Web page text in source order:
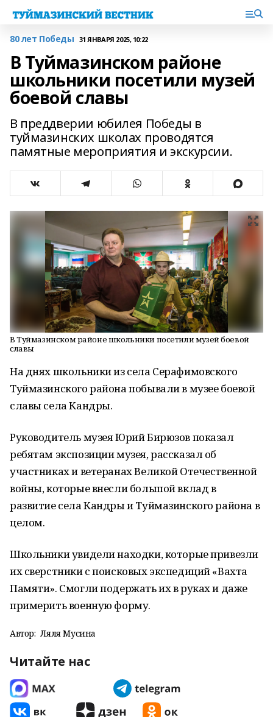
80 лет Победы 31 ЯНВАРЯ 2025, 10:22
В Туймазинском районе
школьники посетили музей
боевой славы
В преддверии юбилея Победы в
туймазинских школах проводятся
памятные мероприятия и экскурсии.
В Туймазинском районе школьники посетили музей боевой
славы
На днях школьники из села Серафимовского
Туймазинского района побывали в музее боевой
славы села Кандры.
Руководитель музея Юрий Бирюзов показал
ребятам экспозиции музея, рассказал об
участниках и ветеранах Великой Отечественной
войны, которые внесли большой вклад в
развитие села Кандры и Туймазинского района в
целом.
Школьники увидели находки, которые привезли
их сверстники с поисковых экспедиций «Вахта
Памяти». Смогли подержать их в руках и даже
примерить военную форму.
Автор: Ляля Мусина
Читайте нас